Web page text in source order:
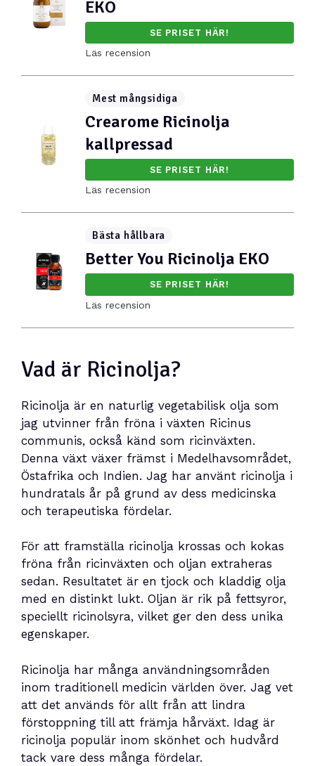
EKO
SE PRISET HÄR!
Läs recension
Mest mångsidiga
Crearome Ricinolja
kallpressad
SE PRISET HÄR!
Läs recension
Bästa hållbara
Better You Ricinolja EKO
SE PRISET HÄR!
Läs recension
Vad är Ricinolja?
Ricinolja är en naturlig vegetabilisk olja som
jag utvinner från fröna i växten Ricinus
communis, också känd som ricinväxten.
Denna växt växer främst i Medelhavsområdet,
Östafrika och Indien. Jag har använt ricinolja i
hundratals år på grund av dess medicinska
och terapeutiska fördelar.
För att framställa ricinolja krossas och kokas
fröna från ricinväxten och oljan extraheras
sedan. Resultatet är en tjock och kladdig olja
med en distinkt lukt. Oljan är rik på fettsyror,
speciellt ricinolsyra, vilket ger den dess unika
egenskaper.
Ricinolja har många användningsområden
inom traditionell medicin världen över. Jag vet
att det används för allt från att lindra
förstoppning till att främja hårväxt. Idag är
ricinolja populär inom skönhet och hudvård
tack vare dess många fördelar.